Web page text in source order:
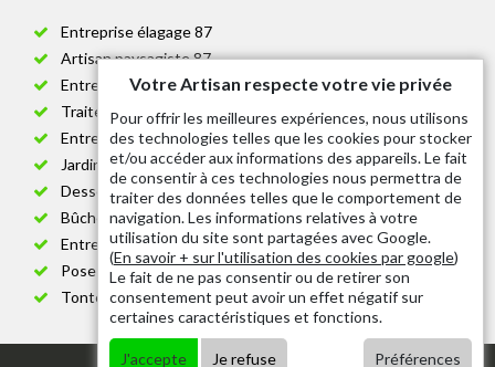
Entreprise élagage 87
Artisan paysagiste 87
Entreprise de jardinage 87
Traitement anti-chenille 87
Entreprise abattage arbre 87
Jardinier taille de haie 87
Dessouchage arbre et haie 87
Bûcheron 87
Entretien espace vert cimetière 87
Pose et changement grillage et clôture 87
Tonte de pelouse 87
Votre Artisan respecte votre vie privée
Pour offrir les meilleures expériences, nous utilisons
des technologies telles que les cookies pour stocker
et/ou accéder aux informations des appareils. Le fait
de consentir à ces technologies nous permettra de
traiter des données telles que le comportement de
navigation. Les informations relatives à votre
utilisation du site sont partagées avec Google.
(En savoir + sur l'utilisation des cookies par google)
Le fait de ne pas consentir ou de retirer son
consentement peut avoir un effet négatif sur
certaines caractéristiques et fonctions.
J'accepte Je refuse Préférences